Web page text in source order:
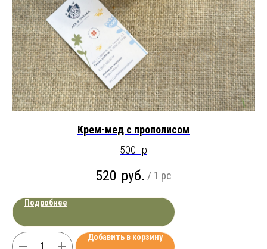
Крем-мед с прополисом
500 гр
520 руб. / 1 pc
Подробнее
Добавить в корзину